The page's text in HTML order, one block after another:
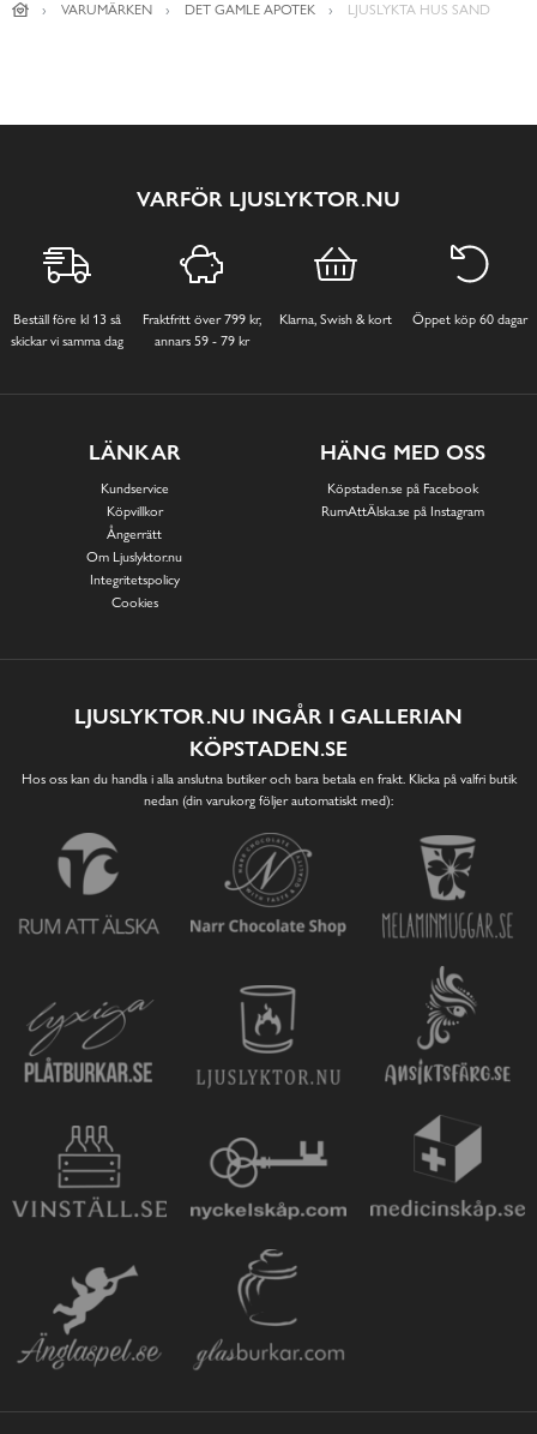
VARUMÄRKEN DET GAMLE APOTEK LJUSLYKTA HUS SAND
VARFÖR LJUSLYKTOR.NU
Beställ före kl 13 så
skickar vi samma dag
Fraktfritt över 799 kr,
annars 59 - 79 kr
Klarna, Swish & kort Öppet köp 60 dagar
LÄNKAR
Kundservice
Köpvillkor
Ångerrätt
Om Ljuslyktor.nu
Integritetspolicy
Cookies
HÄNG MED OSS
Köpstaden.se på Facebook
RumAttÄlska.se på Instagram
LJUSLYKTOR.NU INGÅR I GALLERIAN
KÖPSTADEN.SE
Hos oss kan du handla i alla anslutna butiker och bara betala en frakt. Klicka på valfri butik
nedan (din varukorg följer automatiskt med):